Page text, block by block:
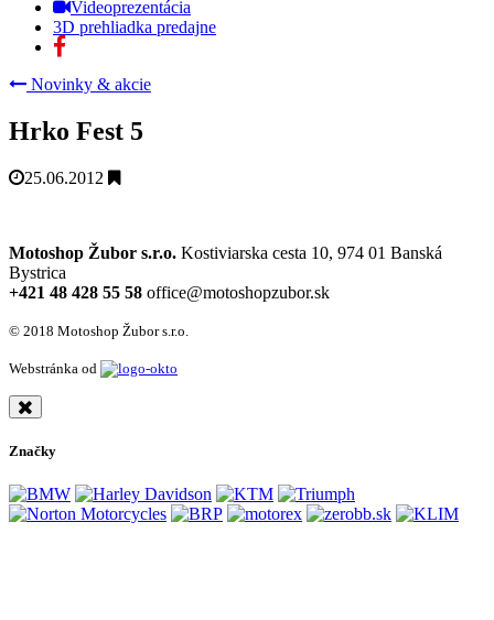
Videoprezentácia
3D prehliadka predajne
Novinky & akcie
Hrko Fest 5
25.06.2012
Motoshop Žubor s.r.o. Kostiviarska cesta 10, 974 01 Banská
Bystrica
+421 48 428 55 58 office@motoshopzubor.sk
© 2018 Motoshop Žubor s.r.o.
Webstránka od
Značky